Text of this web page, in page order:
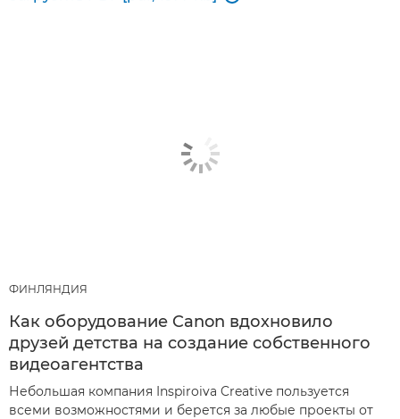
ФИНЛЯНДИЯ
Как оборудование Canon вдохновило
друзей детства на создание собственного
видеоагентства
Небольшая компания Inspiroiva Creative пользуется
всеми возможностями и берется за любые проекты от